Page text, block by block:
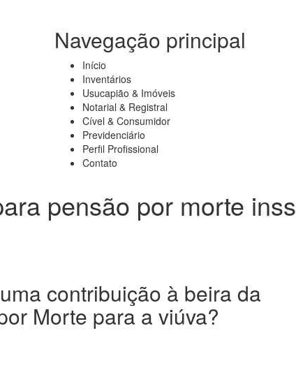
Navegação principal
Início
Inventários
Usucapião & Imóveis
Notarial & Registral
Cível & Consumidor
Previdenciário
Perfil Profissional
Contato
pensão por morte inss
contribuição à beira da
Morte para a viúva?